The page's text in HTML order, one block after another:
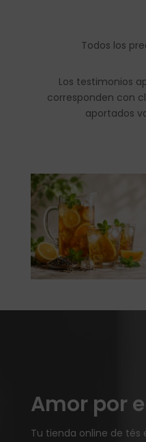
Todos los
Los testimonios
corresponden con
aportados
Amor por
Tu tienda online de tés